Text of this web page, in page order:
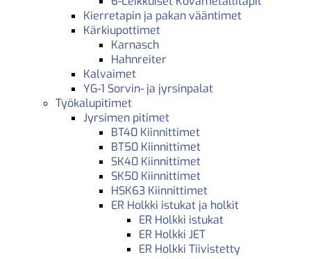
Kierretapin ja pakan vääntimet
Kärkiupottimet
Karnasch
Hahnreiter
Kalvaimet
YG-1 Sorvin- ja jyrsinpalat
Työkalupitimet
Jyrsimen pitimet
BT40 Kiinnittimet
BT50 Kiinnittimet
SK40 Kiinnittimet
SK50 Kiinnittimet
HSK63 Kiinnittimet
ER Holkki istukat ja holkit
ER Holkki istukat
ER Holkki JET
ER Holkki Tiivistetty